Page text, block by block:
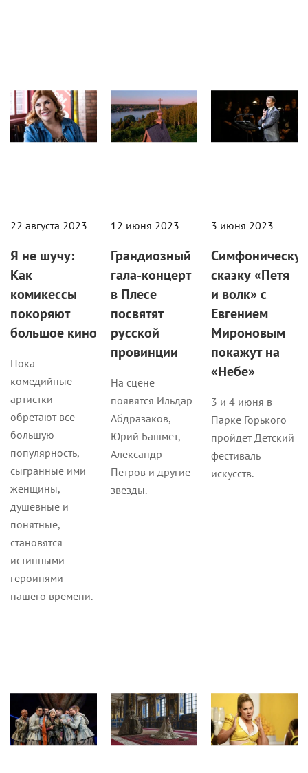
22 августа 2023
Я не шучу:
Как
комикессы
покоряют
большое кино
Пока
комедийные
артистки
обретают все
большую
популярность,
сыгранные ими
женщины,
душевные и
понятные,
становятся
истинными
героинями
нашего времени.
12 июня 2023
Грандиозный
гала-концерт
в Плесе
посвятят
русской
провинции
На сцене
появятся Ильдар
Абдразаков,
Юрий Башмет,
Александр
Петров и другие
звезды.
3 июня 2023
сказку «Петя
и волк» с
Евгением
Мироновым
покажут на
«Небе»
3 и 4 июня в
Парке Горького
пройдет Детский
фестиваль
искусств.